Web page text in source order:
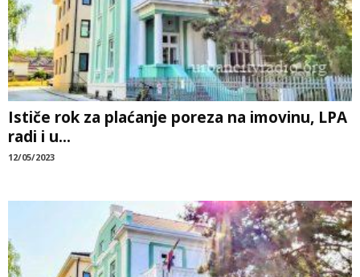
Ističe rok za plaćanje poreza na imovinu, LPA
radi i u...
12/05/2023